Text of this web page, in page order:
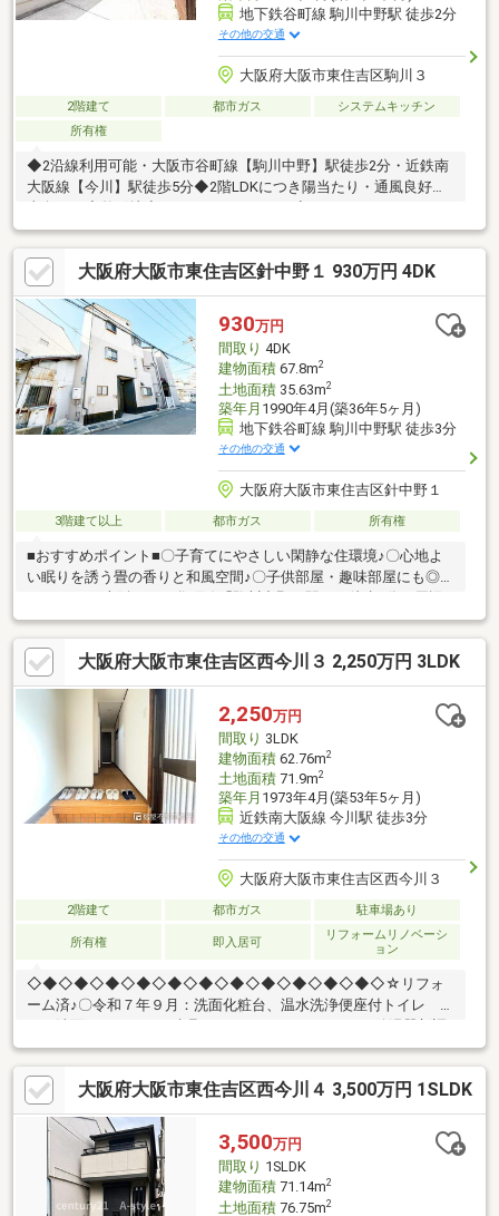
地下鉄谷町線 駒川中野駅 徒歩2分
その他の交通
大阪府大阪市東住吉区駒川３
2階建て 都市ガス
システムキッチン
所有権
◆2沿線利用可能・大阪市谷町線【駒川中野】駅徒歩2分・近鉄南
大阪線【今川】駅徒歩5分◆2階LDKにつき陽当たり・通風良好◆
ット ◆モニター付インターホン◆閑静な住宅地 ◆豊富な収納◆
室内丁寧にお使いです。〇●〇近隣施設等〇●〇・大阪市立東田辺
小学校：約680ｍ・大阪市立中野中学校：約800ｍ・ファミリーマ
ート駒川中野東店：約260ｍ・サンエー今川店：約460ｍ・今五児
童遊園：約250ｍ
大阪府大阪市東住吉区針中野１ 930万円 4DK
930万円
間取り 4DK
建物面積67.8m2
土地面積35.63m2
築年月 1990年4月(築36年5ヶ月)
地下鉄谷町線 駒川中野駅 徒歩3分
その他の交通
大阪府大阪市東住吉区針中野１
3階建て以上 都市ガス 所有権
■おすすめポイント■〇子育てにやさしい閑静な住環境♪〇心地よ
い眠りを誘う畳の香りと和風空間♪〇子供部屋・趣味部屋にも◎＜
＞・ファミリーマート 針中野二丁目店 徒歩約4分・オーエスド
ラッグ駒川店 徒歩約4分・Maxvalu 駒川中野店 徒歩約8分※物件
写真は一部、AIによる画像処理を行っており家具や備品が削除さ
れております。現況とは異なることをご承知ください。～現在
TVCM放送中！～多種多様な不動産情報を取り扱っております♪東
住吉区に住まいを求めるなら、当社スタッフまでお気軽にお問い
合わせください。
大阪府大阪市東住吉区西今川３ 2,250万円 3LDK
2,250万円
間取り 3LDK
建物面積62.76m2
土地面積71.9m2
築年月 1973年4月(築53年5ヶ月)
近鉄南大阪線 今川駅 徒歩3分
その他の交通
大阪府大阪市東住吉区西今川３
2階建て 都市ガス 駐車場あり
所有権 即入居可
リフォームリノベーシ
ョン
◇◆◇◆◇◆◇◆◇◆◇◆◇◆◇◆◇◆◇◆◇◆◇☆リフォ
ーム済♪〇令和７年９月：洗面化粧台、温水洗浄便座付トイレ Ｃ
〇令和８年２月：浴室リニューアル☆２ＷＡＹアクセス可能♪〇
近鉄南大阪線「今川」駅徒歩３分〇大阪メトロ谷町線「駒川中
野」駅徒歩７分☆軽自動車駐車可能♪（車種による）・スーパー
やコンビニ、ドラッグストアなど生活に便利な施設が周辺には充
実しています♪〇サンエー今川店：徒歩4分（310ｍ）〇ファミリ
ーマート西今川二丁目店：徒歩3分 （210ｍ）〇ココカラファイン
今川店：徒歩4分（310ｍ）
大阪府大阪市東住吉区西今川４ 3,500万円 1SLDK
3,500万円
間取り 1SLDK
建物面積71.14m2
土地面積76.75m2